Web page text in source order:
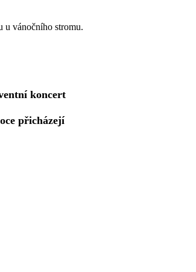
u vánočního stromu.
koncert
přicházejí